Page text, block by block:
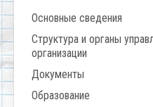
Основные сведения
Структура и органы
организации
Документы
Образование